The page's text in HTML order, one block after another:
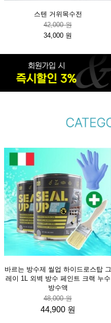
스텐 거위목수전
42,000 원
34,000 원
바르는 방수제 씰업 하이드로스탑 그
레이 1L 외벽 방수 페인트 크랙 누수
방수액
48,000 원
44,900 원